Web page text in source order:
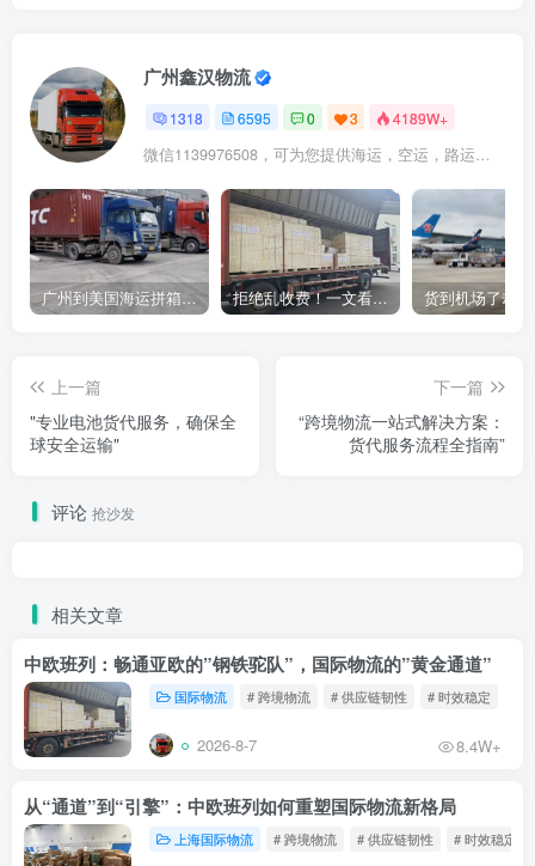
广州鑫汉物流
1318 6595 0 3 4189W+
微信1139976508，可为您提供海运，空运，路运，铁路运输
广州到美国海运拼箱多少钱？2024年最新运费构成+隐藏费用避坑指南 拒绝乱收费！一文看懂中国货代计费套路，教你避开所有隐形坑
上一篇
"专业电池货代服务，确保全
球安全运输"
下一篇
‌“跨境物流一站式解决方案：
货代服务流程全指南”‌
评论 抢沙发
相关文章
中欧班列：畅通亚欧的”钢铁驼队”，国际物流的”黄金通道”
国际物流 # 跨境物流 # 供应链韧性 # 时效稳定
2026-8-7 8.4W+
从“通道”到“引擎”：中欧班列如何重塑国际物流新格局
上海国际物流 # 跨境物流 # 供应链韧性 # 时效稳定